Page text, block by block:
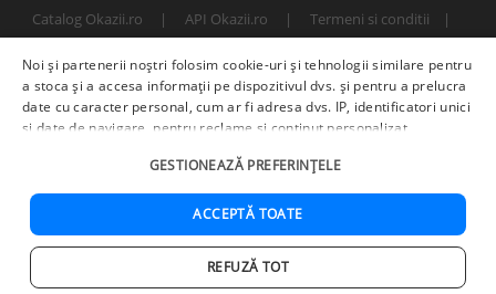
Acasa Cautare Cos Favorite Contul meu
Catalog Okazii.ro API Okazii.ro
Termeni si conditii
© 2000 - 2026 S.C. BITFACTOR S.R.L.
Noi și partenerii noștri folosim cookie-uri și tehnologii similare pentru
a stoca și a accesa informații pe dispozitivul dvs. și pentru a prelucra
date cu caracter personal, cum ar fi adresa dvs. IP, identificatori unici
și date de navigare, pentru reclame și conținut personalizat,
îmbunătățirea serviciilor.Furnizori terți (225)pot, de asemenea,
prelucra datele dvs. în aceste și alte scopuri, inclusiv folosind date
precise de geolocalizare și caracteristici ale dispozitivului. Opțiunile
dvs. se aplică doar acestui site web. Unii furnizori se pot baza pe
interes legitim în loc de consimțământ; aveți dreptul să vă opuneți în
. Vă puteți retrage consimțământul în orice
GESTIONEAZĂ PREFERINȚELE
ACCEPTĂ TOATE
REFUZĂ TOT